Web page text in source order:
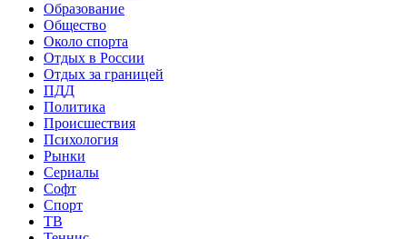
Образование
Общество
Около спорта
Отдых в России
Отдых за границей
ПДД
Политика
Происшествия
Психология
Рынки
Сериалы
Софт
Спорт
ТВ